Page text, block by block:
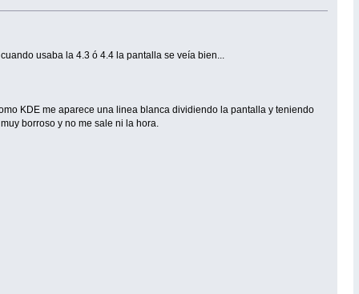
usaba la 4.3 ó 4.4 la pantalla se veía bien...
KDE me aparece una linea blanca dividiendo la pantalla y teniendo
borroso y no me sale ni la hora.